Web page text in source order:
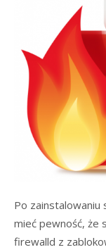
Po
mieć pewność, że
firewalld z